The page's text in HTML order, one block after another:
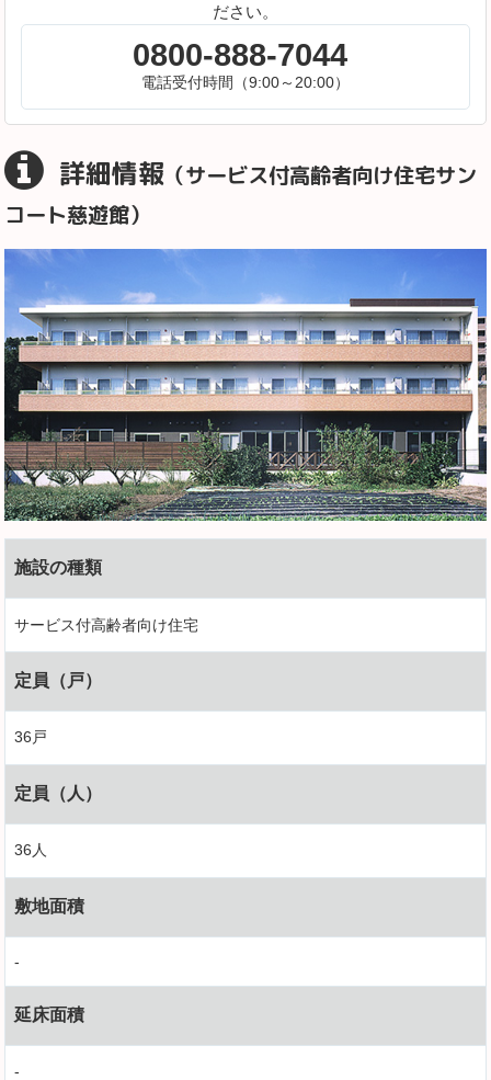
ださい。
0800-888-7044
電話受付時間（9:00～20:00）
詳細情報 （サービス付高齢者向け住宅サン
コート慈遊館）
施設の種類
サービス付高齢者向け住宅
定員（戸）
36戸
定員（人）
36人
敷地面積
-
延床面積
-